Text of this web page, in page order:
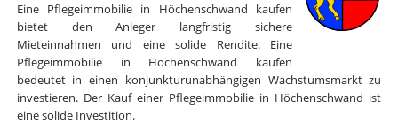
Eine Pflegeimmobilie in Höchenschwand kaufen
bietet den Anleger langfristig sichere
Mieteinnahmen und eine solide Rendite. Eine
Pflegeimmobilie in Höchenschwand kaufen
bedeutet in einen konjunkturunabhängigen Wachstumsmarkt zu
investieren. Der Kauf einer Pflegeimmobilie in Höchenschwand ist
eine solide Investition.